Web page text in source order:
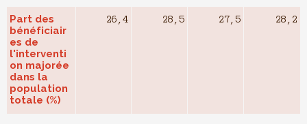
Part des
bénéficiair
es de
l'interventi
on majorée
dans la
population
totale (%)
26,4 28,5 27,5 28,2